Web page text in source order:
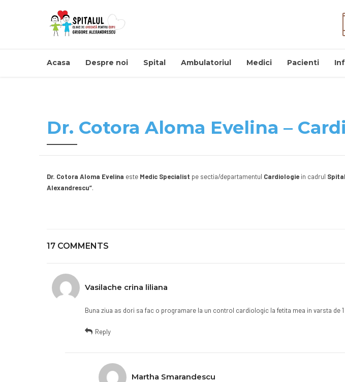
Acasa Despre noi Spital Ambulatoriul Medici Pacienti
Dr. Cotora Aloma Evelina –
Dr. Cotora Aloma Evelina este Medic Specialist pe sectia/departamentul Cardiologie in cadrul
Alexandrescu”.
17 COMMENTS
Vasilache crina liliana
Buna ziua as dori sa fac o programare la un control cardiologic la fetita mea in varsta de
Reply
Martha Smarandescu